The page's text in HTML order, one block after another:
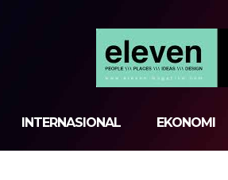
INTERNASIONAL EKONOMI